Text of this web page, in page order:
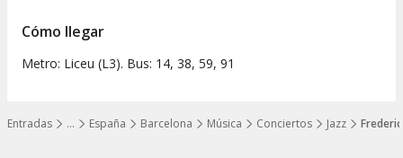
…
Mostrar todos los niveles
Entradas España Barcelona Música Conciertos Jazz
Cómo llegar
Metro: Liceu (L3). Bus: 14, 38, 59, 91